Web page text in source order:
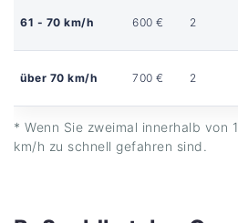
61 - 70 km/h 600 € 2
über 70 km/h 700 € 2
* Wenn Sie zweimal innerhalb von
km/h zu schnell gefahren sind.